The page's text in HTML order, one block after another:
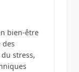
bien-être
des
stress,